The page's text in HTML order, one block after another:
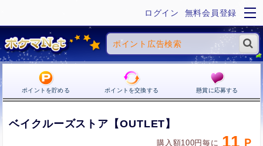
ログイン 無料会員登録
ポイントを貯める ポイントを交換する 懸賞に応募する
ベイクルーズストア【OUTLET】
購入額100円毎に 11